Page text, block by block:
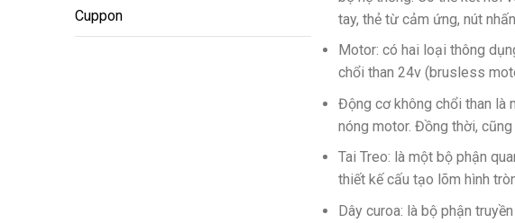
Cuppon
tay, thẻ từ cảm ứng, nút
Motor: có hai loại thông
chổi than 24v (brusless
Động cơ không chổi than là
nóng motor. Đồng thời,
Tai Treo: là một bộ phận
thiết kế cấu tạo lõm hình
Dây curoa: là bộ phận